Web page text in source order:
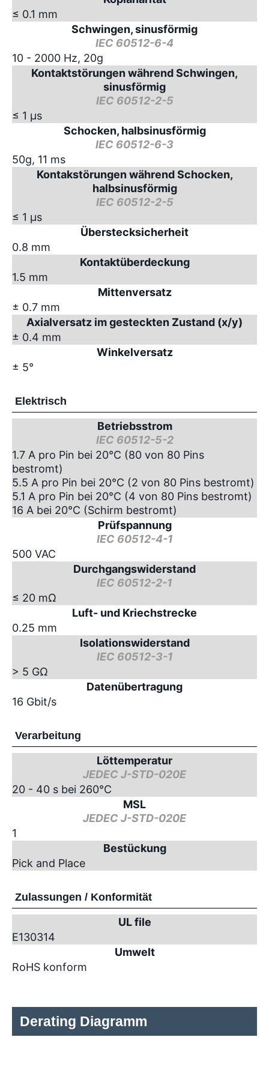
≤ 0.1 mm
Schwingen, sinusförmig
IEC 60512-6-4
10 - 2000 Hz, 20g
Kontaktstörungen während Schwingen,
sinusförmig
IEC 60512-2-5
≤ 1 µs
Schocken, halbsinusförmig
IEC 60512-6-3
50g, 11 ms
Kontakstörungen während Schocken,
halbsinusförmig
IEC 60512-2-5
≤ 1 µs
Überstecksicherheit
0.8 mm
Kontaktüberdeckung
1.5 mm
Mittenversatz
± 0.7 mm
Axialversatz im gesteckten Zustand (x/y)
± 0.4 mm
Winkelversatz
± 5°
Elektrisch
Betriebsstrom
IEC 60512-5-2
1.7 A pro Pin bei 20°C (80 von 80 Pins
bestromt)
5.5 A pro Pin bei 20°C (2 von 80 Pins bestromt)
5.1 A pro Pin bei 20°C (4 von 80 Pins bestromt)
16 A bei 20°C (Schirm bestromt)
Prüfspannung
IEC 60512-4-1
500 VAC
Durchgangswiderstand
IEC 60512-2-1
≤ 20 mΩ
Luft- und Kriechstrecke
0.25 mm
Isolationswiderstand
IEC 60512-3-1
> 5 GΩ
Datenübertragung
16 Gbit/s
Verarbeitung
Löttemperatur
JEDEC J-STD-020E
20 - 40 s bei 260°C
MSL
JEDEC J-STD-020E
1
Bestückung
Pick and Place
Zulassungen / Konformität
UL file
E130314
Umwelt
RoHS konform
Derating Diagramm